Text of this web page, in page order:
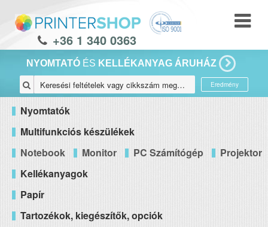
+36 1 340 0363
NYOMTATÓ ÉS KELLÉKANYAG ÁRUHÁZ
Eredmény
Nyomtatók
Multifunkciós készülékek
Notebook
Monitor PC Számítógép
Projektor
Kellékanyagok
Papír
Tartozékok, kiegészítők, opciók